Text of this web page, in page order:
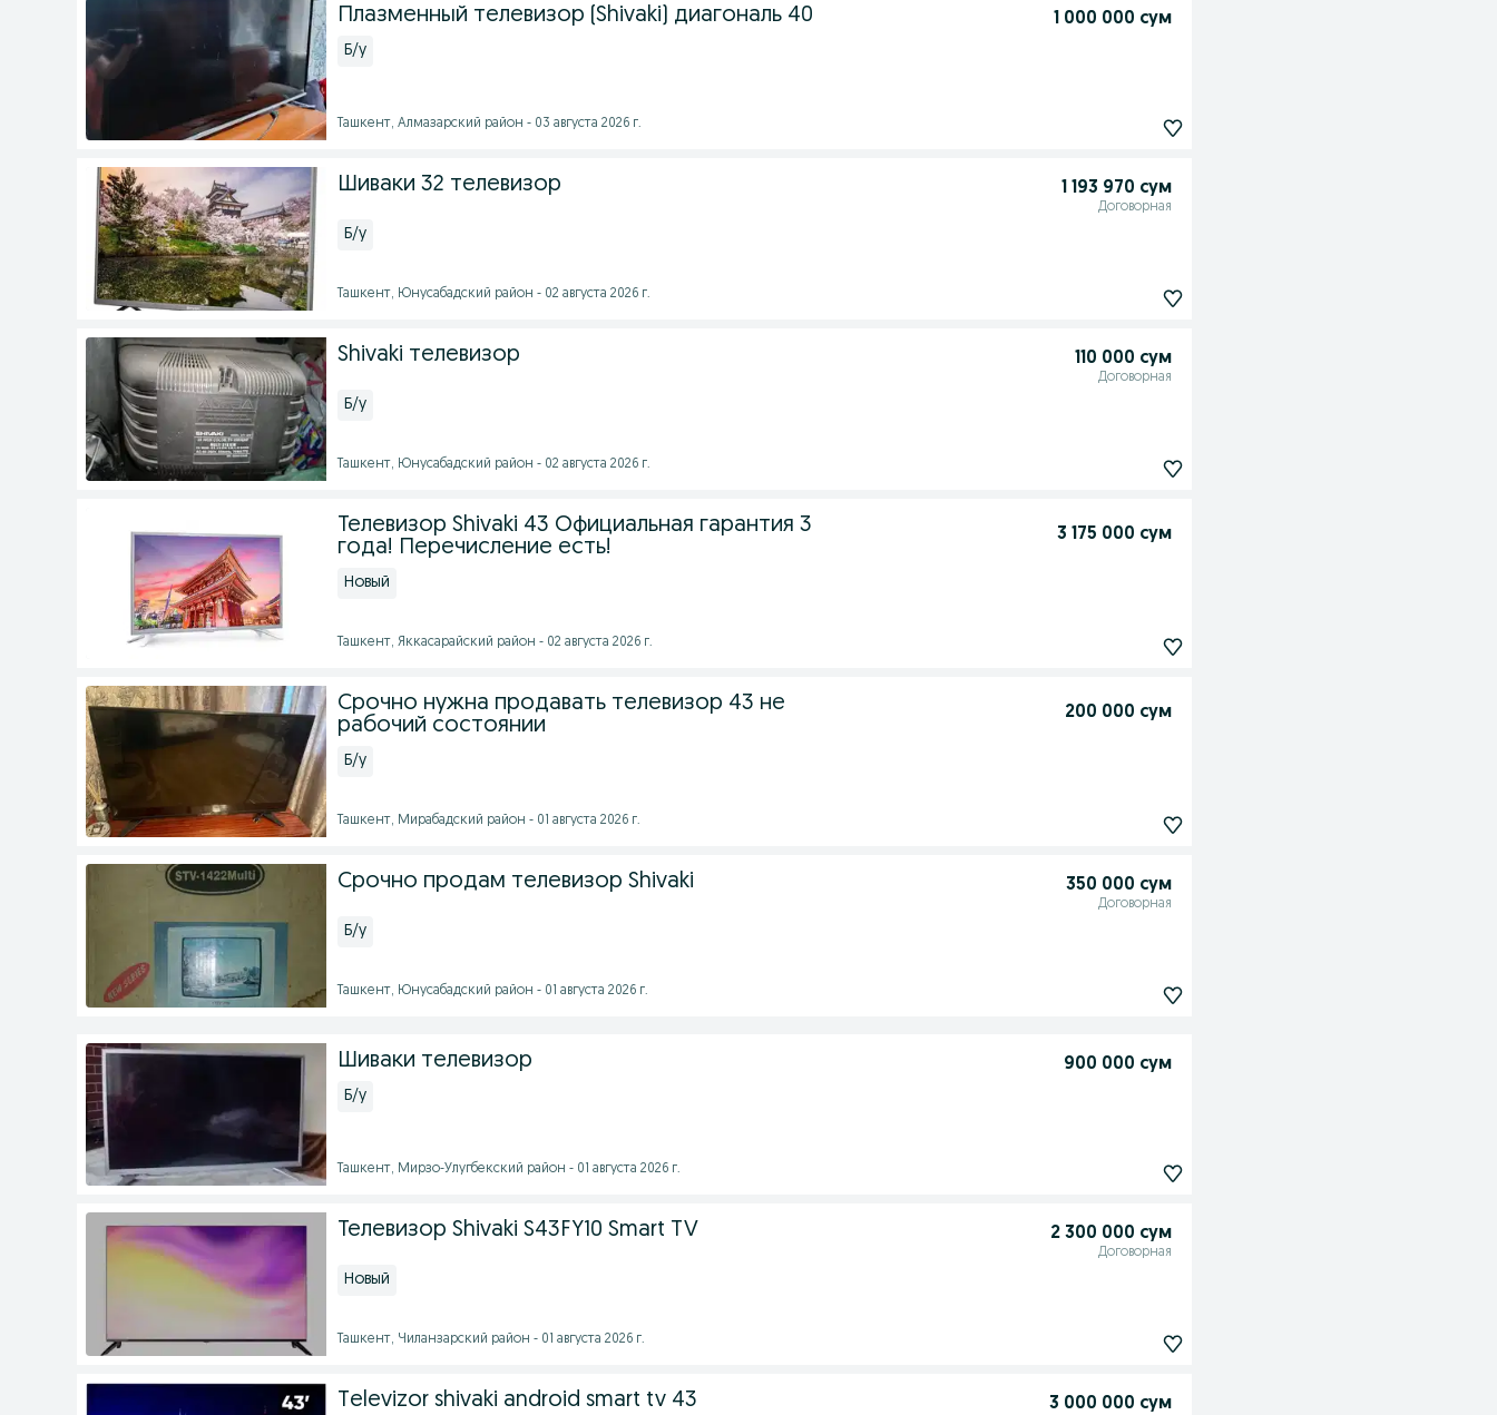
Плазменный телевизор (Shivaki) диагональ 40 1 000 000 сум
Б/у
Ташкент, Алмазарский район - 03 августа 2026 г.
Шиваки 32 телевизор 1 193 970 сум
Договорная
Б/у
Ташкент, Юнусабадский район - 02 августа 2026 г.
Shivaki телевизор 110 000 сум
Договорная
Б/у
Ташкент, Юнусабадский район - 02 августа 2026 г.
Телевизор Shivaki 43 Официальная гарантия 3
года! Перечисление есть!
3 175 000 сум
Новый
Ташкент, Яккасарайский район - 02 августа 2026 г.
Срочно нужна продавать телевизор 43 не
рабочий состоянии
200 000 сум
Б/у
Ташкент, Мирабадский район - 01 августа 2026 г.
Срочно продам телевизор Shivaki 350 000 сум
Договорная
Б/у
Ташкент, Юнусабадский район - 01 августа 2026 г.
Шиваки телевизор 900 000 сум
Б/у
Ташкент, Мирзо-Улугбекский район - 01 августа 2026 г.
Телевизор Shivaki S43FY10 Smart TV 2 300 000 сум
Договорная
Новый
Ташкент, Чиланзарский район - 01 августа 2026 г.
Televizor shivaki android smart tv 43 3 000 000 сум